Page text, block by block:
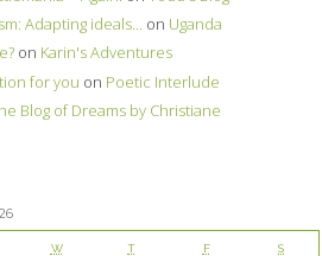
Adapting ideals... on Uganda
on Karin's Adventures
for you on Poetic Interlude
Blog of Dreams by Christiane
W T F S